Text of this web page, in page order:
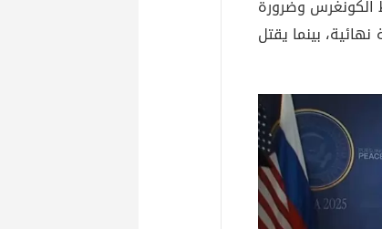
الكونغرس وضرورة
بينما يقتل